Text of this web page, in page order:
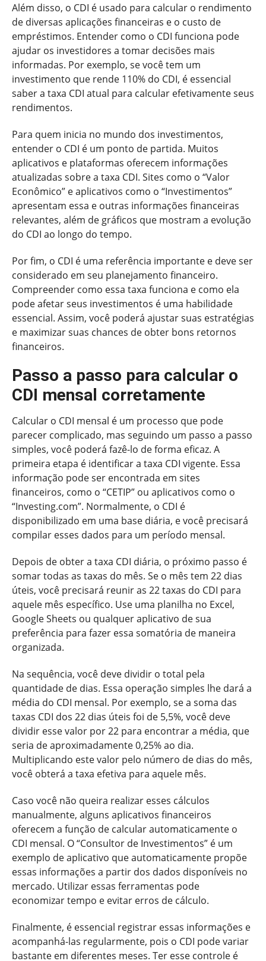
Além disso, o CDI é usado para calcular o rendimento
de diversas aplicações financeiras e o custo de
empréstimos. Entender como o CDI funciona pode
ajudar os investidores a tomar decisões mais
informadas. Por exemplo, se você tem um
investimento que rende 110% do CDI, é essencial
saber a taxa CDI atual para calcular efetivamente seus
rendimentos.
Para quem inicia no mundo dos investimentos,
entender o CDI é um ponto de partida. Muitos
aplicativos e plataformas oferecem informações
atualizadas sobre a taxa CDI. Sites como o “Valor
Econômico” e aplicativos como o “Investimentos”
apresentam essa e outras informações financeiras
relevantes, além de gráficos que mostram a evolução
do CDI ao longo do tempo.
Por fim, o CDI é uma referência importante e deve ser
considerado em seu planejamento financeiro.
Compreender como essa taxa funciona e como ela
pode afetar seus investimentos é uma habilidade
essencial. Assim, você poderá ajustar suas estratégias
e maximizar suas chances de obter bons retornos
financeiros.
Passo a passo para calcular o
CDI mensal corretamente
Calcular o CDI mensal é um processo que pode
parecer complicado, mas seguindo um passo a passo
simples, você poderá fazê-lo de forma eficaz. A
primeira etapa é identificar a taxa CDI vigente. Essa
informação pode ser encontrada em sites
financeiros, como o “CETIP” ou aplicativos como o
“Investing.com”. Normalmente, o CDI é
disponibilizado em uma base diária, e você precisará
compilar esses dados para um período mensal.
Depois de obter a taxa CDI diária, o próximo passo é
somar todas as taxas do mês. Se o mês tem 22 dias
úteis, você precisará reunir as 22 taxas do CDI para
aquele mês específico. Use uma planilha no Excel,
Google Sheets ou qualquer aplicativo de sua
preferência para fazer essa somatória de maneira
organizada.
Na sequência, você deve dividir o total pela
quantidade de dias. Essa operação simples lhe dará a
média do CDI mensal. Por exemplo, se a soma das
taxas CDI dos 22 dias úteis foi de 5,5%, você deve
dividir esse valor por 22 para encontrar a média, que
seria de aproximadamente 0,25% ao dia.
Multiplicando este valor pelo número de dias do mês,
você obterá a taxa efetiva para aquele mês.
Caso você não queira realizar esses cálculos
manualmente, alguns aplicativos financeiros
oferecem a função de calcular automaticamente o
CDI mensal. O “Consultor de Investimentos” é um
exemplo de aplicativo que automaticamente propõe
essas informações a partir dos dados disponíveis no
mercado. Utilizar essas ferramentas pode
economizar tempo e evitar erros de cálculo.
Finalmente, é essencial registrar essas informações e
acompanhá-las regularmente, pois o CDI pode variar
bastante em diferentes meses. Ter esse controle é